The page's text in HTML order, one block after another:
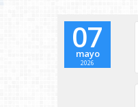
07
mayo
2026